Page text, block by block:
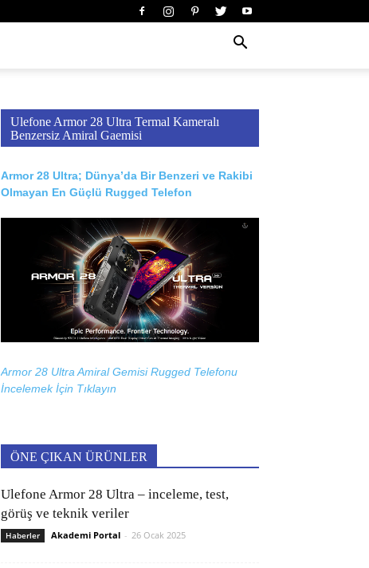
Ulefone Armor 28 Ultra Termal Kameralı
Benzersiz Amiral Gaemisi
Armor 28 Ultra; Dünya’da Bir Benzeri ve Rakibi
Olmayan En Güçlü Rugged Telefon
Armor 28 Ultra Amiral Gemisi Rugged Telefonu
İncelemek İçin Tıklayın
ÖNE ÇIKAN ÜRÜNLER
Ulefone Armor 28 Ultra – inceleme, test,
görüş ve teknik veriler
Haberler Akademi Portal - 26 Ocak 2025